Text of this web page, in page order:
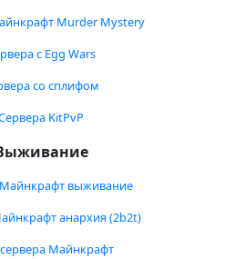
Murder Mystery
с Egg Wars
со сплифом
KitPvP
выживание
анархия (2b2t)
Майнкрафт